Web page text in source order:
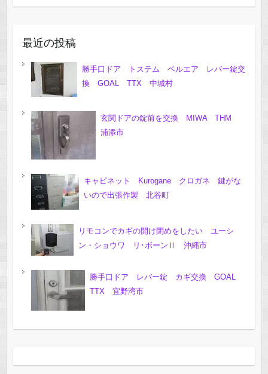
最近の投稿
勝手口ドア トステム ベルエア レバー錠交
換 GOAL TTX 中城村
玄関ドアの錠前を交換 MIWA THM
浦添市
キャビネット Kurogane クロガネ 鍵がな
いので出張作製 北谷町
リモコンでカギの開け閉めをしたい ユーシ
ン・ショウワ リ･ボーンⅡ 沖縄市
勝手口ドア レバー錠 カギ交換 GOAL
TTX 宜野湾市